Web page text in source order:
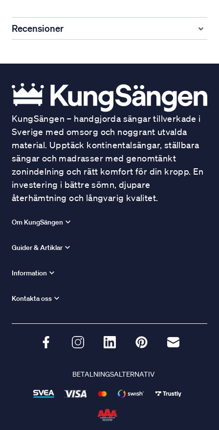
Recensioner
KungSängen – handgjorda sängar tillverkade i
Sverige med omsorg och noggrant utvalda
material. Upptäck kontinentalsängar, ställbara
sängar och madrasser med genomtänkt
zonindelning och rätt komfort för din kropp. En
investering i bättre sömn, djupare
återhämtning och långvarig kvalitet.
Om KungSängen
Guider & Artiklar
Information
Kontakta oss
BETALNINGSALTERNATIV